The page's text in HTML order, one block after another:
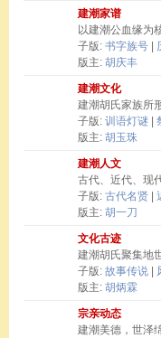
建潮家谱
以建潮公血缘为
子版: 书字族号
版主: 胡庆丰
建潮文化
建潮胡氏家族所
子版: 训语灯谜
版主: 胡玉珠
建潮人文
古代、近代、现
子版: 古代名贤
版主: 胡一刀
文化古迹
建潮胡氏聚集地
子版: 故事传说
版主: 胡炳霖
宗亲动态
建潮美德，世泽